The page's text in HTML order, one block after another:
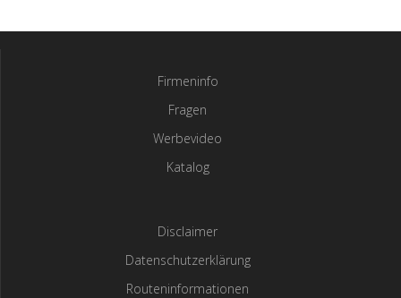
Firmeninfo
Fragen
Werbevideo
Katalog
Disclaimer
Datenschutzerklärung
Routeninformationen